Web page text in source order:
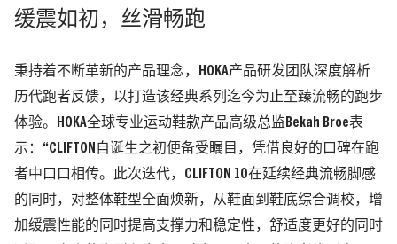
缓震如初，丝滑畅跑
秉持着不断革新的产品理念，HOKA产品研发团队深度解析
历代跑者反馈，以打造该经典系列迄今为止至臻流畅的跑步
体验。HOKA全球专业运动鞋款产品高级总监Bekah Broe表
示：“CLIFTON自诞生之初便备受瞩目，凭借良好的口碑在跑
者中口口相传。此次迭代，CLIFTON 10在延续经典流畅脚感
的同时，对整体鞋型全面焕新，从鞋面到鞋底综合调校，增
加缓震性能的同时提高支撑力和稳定性，舒适度更好的同时